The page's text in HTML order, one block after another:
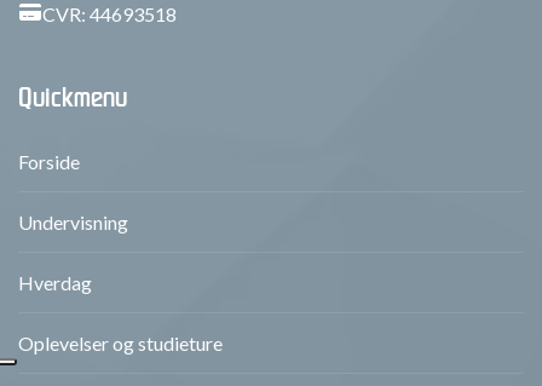
CVR: 44693518
Quickmenu
Forside
Undervisning
Hverdag
Oplevelser og studieture